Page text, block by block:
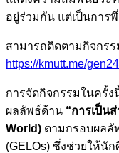
อยู่ร่วมกัน แต่เป็นการ
สามารถติดตามกิจกร
https://kmutt.me/
การจัดกิจกรรมในครั้ง
ผลลัพธ์ด้าน “การเป็น
World) ตามกรอบผลลั
(GELOs) ซึ่งช่วยให้นั